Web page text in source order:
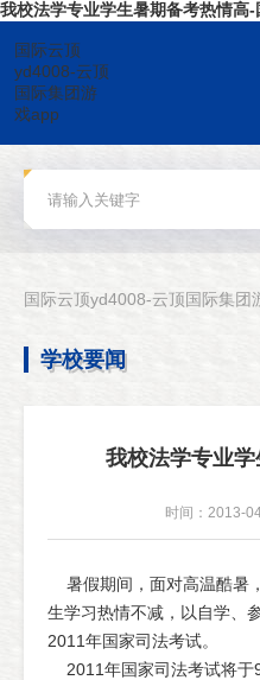
我校法学专业学生暑期备考热情高
国际云顶
yd4008-云顶
国际集团游
戏app
国际云顶yd4008-云顶国际集团
学校要闻
我校法学专业
时间：2013-
暑假期间，面对高温酷暑
生学习热情不减，以自学、
2011年国家司法考试。
2011年国家司法考试将于